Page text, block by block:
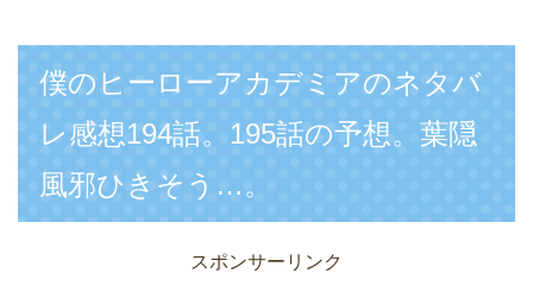
僕のヒーローアカデミアのネタバ
レ感想194話。195話の予想。葉隠
風邪ひきそう…。
スポンサーリンク